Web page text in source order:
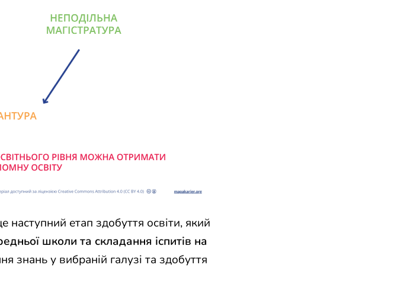
етап здобуття освіти, який
школи та складання іспитів на
знань у вибраній галузі та здобуття